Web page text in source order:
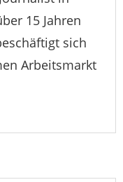
15 Jahren
sich
Arbeitsmarkt